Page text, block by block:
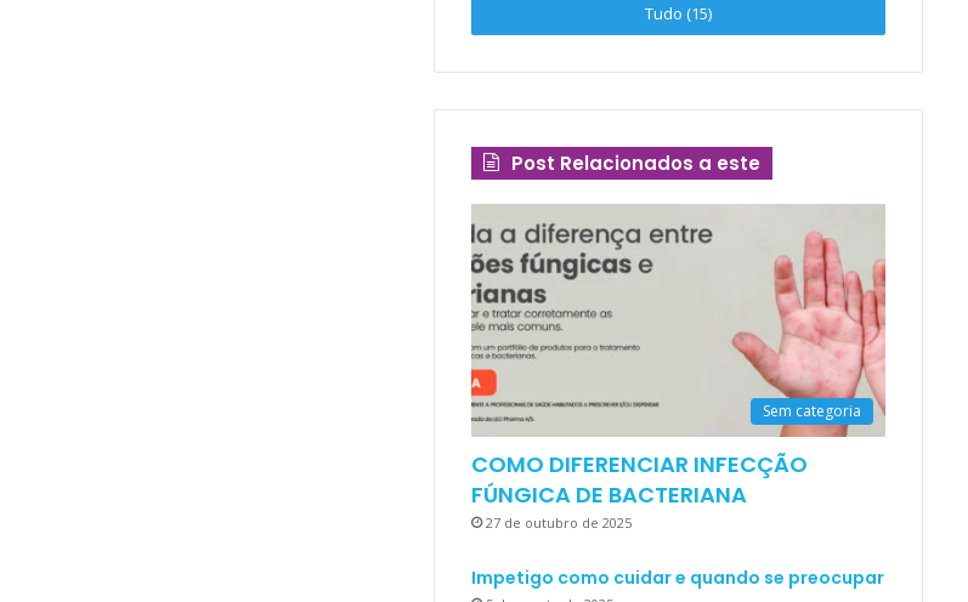
Tudo (15)
Post Relacionados a este
Sem categoria
COMO DIFERENCIAR INFECÇÃO
FÚNGICA DE BACTERIANA
27 de outubro de 2025
Impetigo como cuidar e quando se preocupar